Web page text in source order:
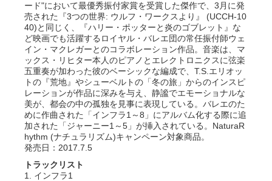
ード"において最優秀振付家賞を受賞した傑作で、3月に発
売された『3つの世界: ウルフ・ワークスより』 (UCCH-10
40)と同じく、『ハリー・ポッターと炎のゴブレット』な
ど映画でも活躍するロイヤル・バレエ団の常任振付師ウェ
イン・マクレガーとのコラボレーション作品。音楽は、マ
ックス・リヒター本人のピアノとエレクトロニクスに弦楽
五重奏が加わった彼のベーシックな編成で、T.S.エリオッ
トの『荒地』やシューベルトの「冬の旅」からのインスピ
レーションが作品に深みを与え、静謐でエモーショナルな
美が、都会の中の孤独を見事に表現している。バレエのた
めに作曲された「インフラ1～8」にアルバム化する際に追
加された「ジャーニー1～5」が挿入されている。NaturaR
hythm (ナチュラリズム)キャンペーン対象商品。
発売日：2017.7.5
トラックリスト
1. インフラ1